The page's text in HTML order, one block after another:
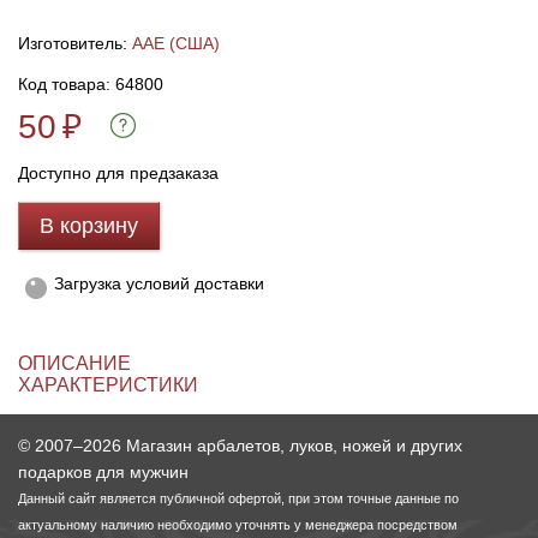
Изготовитель: AAE (США)
Код товара: 64800
50₽
Доступно для предзаказа
В корзину
Загрузка условий доставки
ОПИСАНИЕ
ХАРАКТЕРИСТИКИ
© 2007–2026 Магазин арбалетов, луков, ножей и других
подарков для мужчин
Данный сайт является публичной офертой, при этом точные данные по
актуальному наличию необходимо уточнять у менеджера посредством
Линейки для настройки лука
Полочки для лука
Кликеры для лука
Плунжеры для лука
Киссеры для лука
Ножи складные